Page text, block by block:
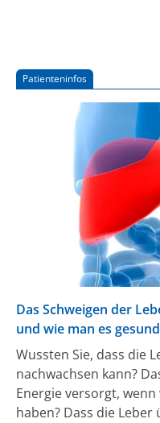
ungemütlich. Wie die
Lebergesundheit
die Deutsche
Patienteninfos
Das Schweigen der
und wie man es
Wussten Sie, dass die
nachwachsen kann?
Energie versorgt,
haben? Dass die